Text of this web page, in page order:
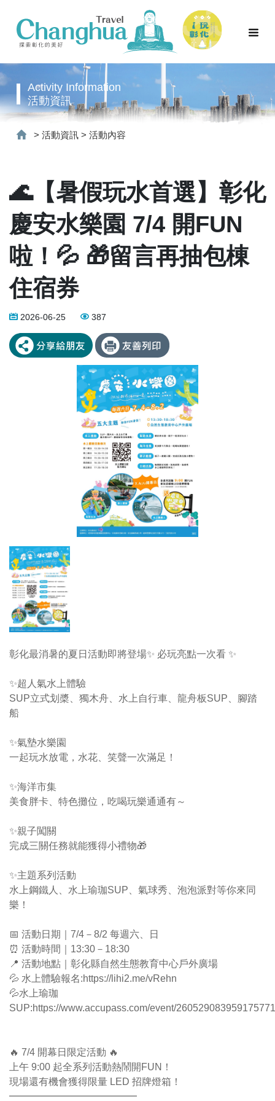
Activity Information
活動資訊
> 活動資訊 > 活動內容
🌊【暑假玩水首選】彰化
慶安水樂園 7/4 開FUN
啦！💦 🎁留言再抽包棟
住宿券
2026-06-25 387
彰化最消暑的夏日活動即將登場✨ 必玩亮點一次看 ✨
✨超人氣水上體驗
SUP立式划槳、獨木舟、水上自行車、龍舟板SUP、腳踏
船
✨氣墊水樂園
一起玩水放電，水花、笑聲一次滿足！
✨海洋市集
美食胖卡、特色攤位，吃喝玩樂通通有～
✨親子闖關
完成三關任務就能獲得小禮物🎁
✨主題系列活動
水上鋼鐵人、水上瑜珈SUP、氣球秀、泡泡派對等你來同
樂！
📅 活動日期｜7/4－8/2 每週六、日
⏰ 活動時間｜13:30－18:30
📍 活動地點｜彰化縣自然生態教育中心戶外廣場
💦 水上體驗報名:https://lihi2.me/vRehn
💦水上瑜珈
SUP:https://www.accupass.com/event/
🔥 7/4 開幕日限定活動 🔥
上午 9:00 起全系列活動熱鬧開FUN！
現場還有機會獲得限量 LED 招牌燈箱！
━━━━━━━━━━━━━